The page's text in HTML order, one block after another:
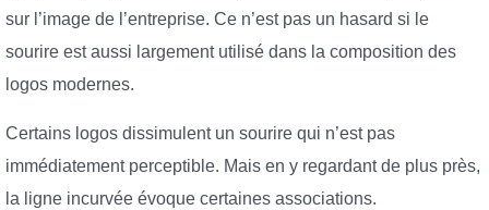
sur l’image de l’entreprise. Ce n’est pas un hasard si le
sourire est aussi largement utilisé dans la composition des
logos modernes.
Certains logos dissimulent un sourire qui n’est pas
immédiatement perceptible. Mais en y regardant de plus près,
la ligne incurvée évoque certaines associations.